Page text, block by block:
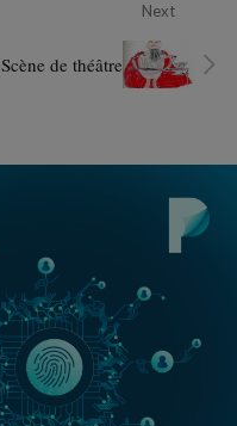
Next
Scène de théâtre